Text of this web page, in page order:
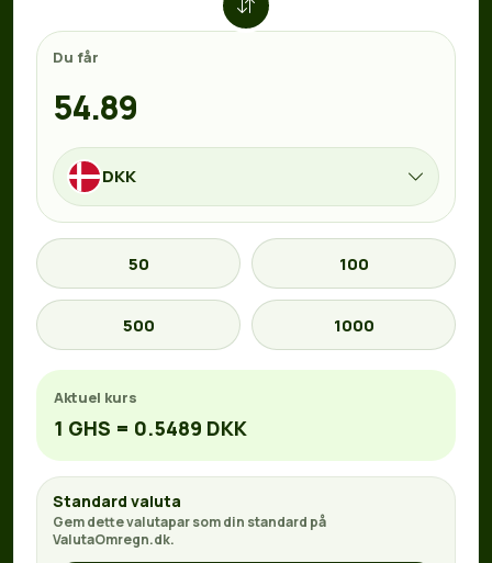
Du får
DKK
50 100
500 1000
Aktuel kurs
1 GHS = 0.5489 DKK
Standard valuta
Gem dette valutapar som din standard på
ValutaOmregn.dk.